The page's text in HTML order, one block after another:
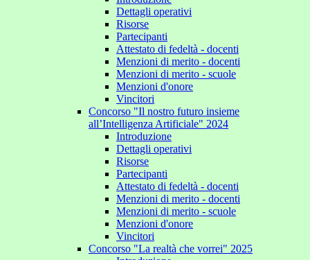
Dettagli operativi
Risorse
Partecipanti
Attestato di fedeltà - docenti
Menzioni di merito - docenti
Menzioni di merito - scuole
Menzioni d'onore
Vincitori
Concorso "Il nostro futuro insieme
all’Intelligenza Artificiale" 2024
Introduzione
Dettagli operativi
Risorse
Partecipanti
Attestato di fedeltà - docenti
Menzioni di merito - docenti
Menzioni di merito - scuole
Menzioni d'onore
Vincitori
Concorso "La realtà che vorrei" 2025